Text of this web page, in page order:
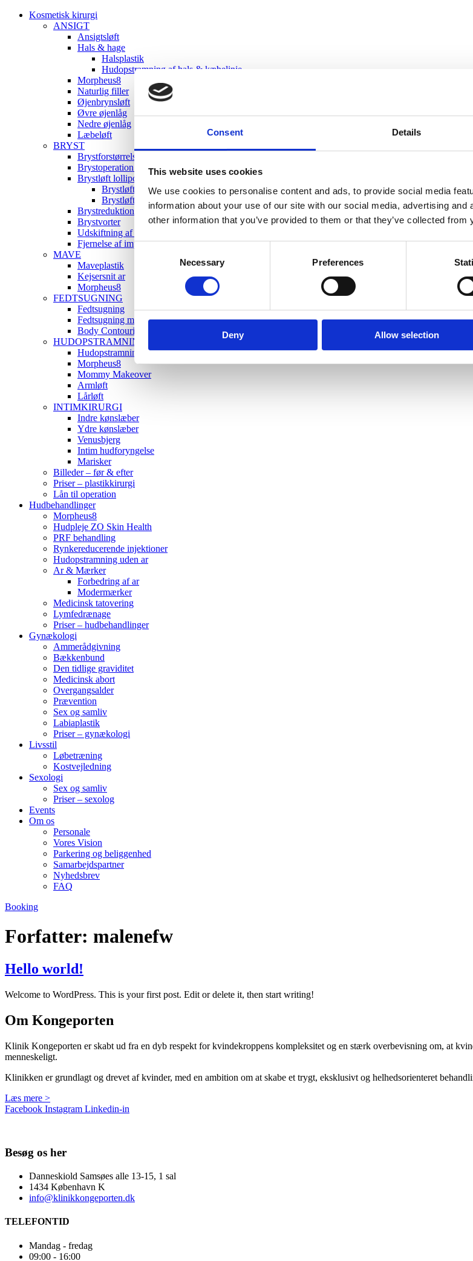
Consent Details
This website uses cookies
We use cookies to personalise content and ads, to provide social media
information about your use of our site with our social media, advertising
other information that you’ve provided to them or that they’ve collected
Consent
Necessary Preferences
Deny Allow selection
Kosmetisk kirurgi
ANSIGT
Ansigtsløft
Hals & hage
Halsplastik
Hudopstramning af hals & kæbelinje
Morpheus8
Naturlig filler
Øjenbrynsløft
Øvre øjenlåg
Nedre øjenlåg
Læbeløft
BRYST
Brystforstørrelse med implantater + eget fedt
Brystoperation med eget fedt
Brystløft lollipopteknik
Brystløft
Brystløft i lokalbedøvelse
Brystreduktion
Brystvorter
Udskiftning af implantater
Fjernelse af implantater
MAVE
Maveplastik
Kejsersnit ar
Morpheus8
FEDTSUGNING
Fedtsugning
Fedtsugning med hudopstramning
Body Contouring
HUDOPSTRAMNING
Hudopstramning uden ar
Morpheus8
Mommy Makeover
Armløft
Lårløft
INTIMKIRURGI
Indre kønslæber
Ydre kønslæber
Venusbjerg
Intim hudforyngelse
Marisker
Billeder – før & efter
Priser – plastikkirurgi
Lån til operation
Hudbehandlinger
Morpheus8
Hudpleje ZO Skin Health
PRF behandling
Rynkereducerende injektioner
Hudopstramning uden ar
Ar & Mærker
Forbedring af ar
Modermærker
Medicinsk tatovering
Lymfedrænage
Priser – hudbehandlinger
Gynækologi
Ammerådgivning
Bækkenbund
Den tidlige graviditet
Medicinsk abort
Overgangsalder
Prævention
Sex og samliv
Labiaplastik
Priser – gynækologi
Livsstil
Løbetræning
Kostvejledning
Sexologi
Sex og samliv
Priser – sexolog
Events
Om os
Personale
Vores Vision
Parkering og beliggenhed
Samarbejdspartner
Nyhedsbrev
FAQ
Booking
Forfatter: malenefw
Hello world!
Welcome to WordPress. This is your first post. Edit or delete it, then start writing!
Om Kongeporten
Klinik Kongeporten er skabt ud fra en dyb respekt for kvindekroppens kompleksitet og en stærk overbevisning om, at
menneskeligt.
Klinikken er grundlagt og drevet af kvinder, med en ambition om at skabe et trygt, eksklusivt og helhedsorienteret
Læs mere >
Facebook Instagram Linkedin-in
Besøg os her
Danneskiold Samsøes alle 13-15, 1 sal
1434 København K
info@klinikkongeporten.dk
TELEFONTID
Mandag - fredag
09:00 - 16:00